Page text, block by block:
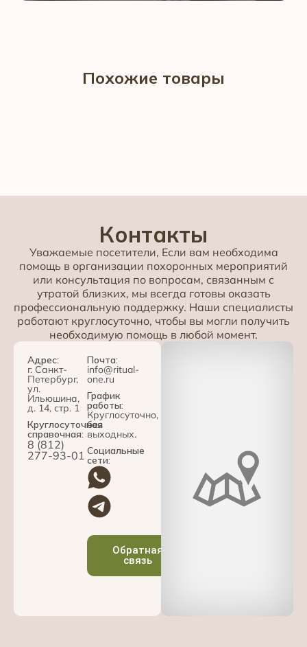
Похожие товары
Контакты
Уважаемые посетители, Если вам необходима
помощь в организации похоронных мероприятий
или консультация по вопросам, связанным с
утратой близких, мы всегда готовы оказать
профессиональную поддержку. Наши специалисты
работают круглосуточно, чтобы вы могли получить
необходимую помощь в любой момент.
Адрес:
г. Санкт-
Петербург,
ул.
Ильюшина,
д. 14, стр. 1
Круглосуточная
справочная:
8 (812)
277-93-01
Почта:
info@ritual-
one.ru
График
работы:
Круглосуточно,
без
выходных.
Социальные
сети:
Обратная
связь